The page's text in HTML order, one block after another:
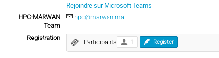
Rejoindre sur Microsoft Teams
HPC-MARWAN
Team
hpc@marwan.ma
Registration
Participants 1 Register